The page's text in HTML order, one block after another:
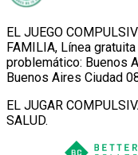
EL JUEGO
FAMILIA, Línea
problemático: Buenos
Buenos Aires Ciudad
EL JUGAR
SALUD.